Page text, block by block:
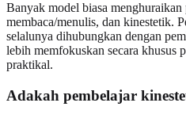
Banyak model biasa
membaca/menulis, dan kinestetik.
selalunya dihubungkan dengan
lebih memfokuskan secara khusus
praktikal.
Adakah pembelajar